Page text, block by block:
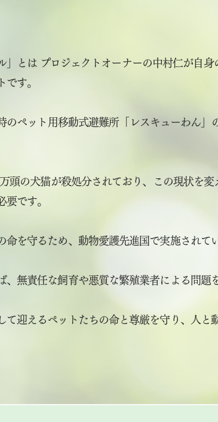
」とは プロジェクトオーナーの中村仁が自
です。
のペット用移動式避難所「レスキューわん
頭の犬猫が殺処分されており、この現状を
要です。
命を守るため、動物愛護先進国で実施されて
、無責任な飼育や悪質な繁殖業者による問題
て迎えるペットたちの命と尊厳を守り、人